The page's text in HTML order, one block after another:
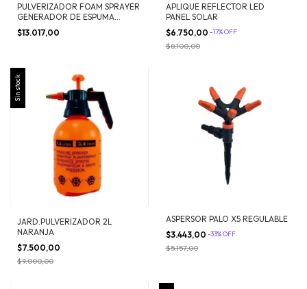
PULVERIZADOR FOAM SPRAYER
GENERADOR DE ESPUMA
PREMIUM 2 LTS
$13.017,00
APLIQUE REFLECTOR LED
PANEL SOLAR
$6.750,00 -17%OFF
$8.100,00
Sin stock
JARD.PULVERIZADOR 2L
NARANJA
$7.500,00
$9.000,00
ASPERSOR PALO X5 REGULABLE
$3.443,00 -33%OFF
$5.157,00